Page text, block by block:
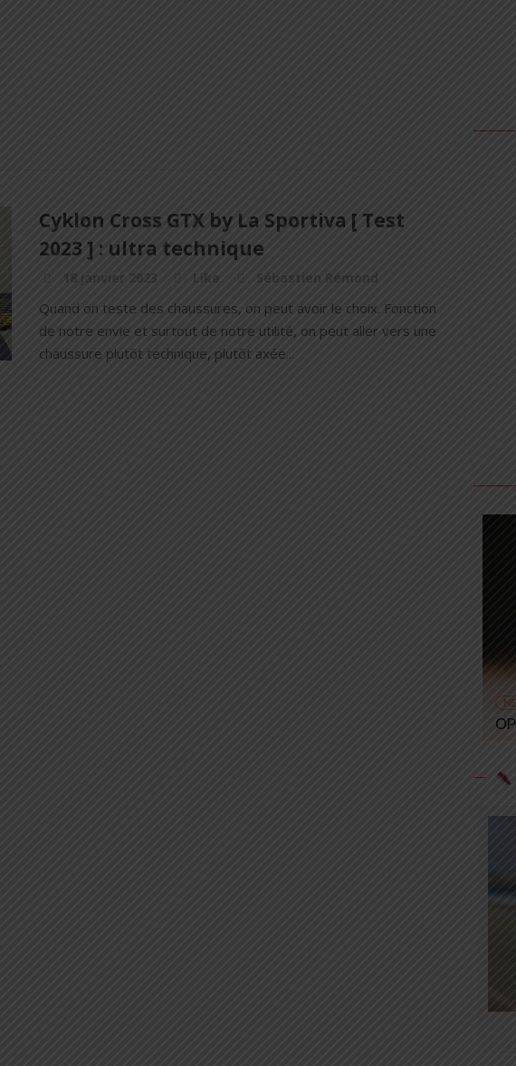
Cyklon Cross GTX by La Sportiva [ Test
2023 ] : ultra technique
18 janvier 2023 Like Sébastien Rémond
Quand on teste des chaussures, on peut avoir le choix. Fonction
de notre envie et surtout de notre utilité, on peut aller vers une
chaussure plutôt technique, plutôt axée...